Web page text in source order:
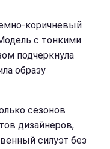
коричневый
с тонкими
подчеркнула
образу
сезонов
дизайнеров,
силуэт без